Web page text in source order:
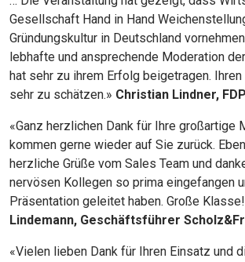
Gesellschaft Hand in Hand
Gründungskultur in Deutschland
lebhafte und ansprechende Moderation
hat sehr zu ihrem Erfolg beigetragen.
sehr zu schätzen.» Christian Lindner, FDP
«Ganz herzlichen Dank für Ihre großartige
kommen gerne wieder auf Sie zurück.
herzliche Grüße vom Sales Team und
nervösen Kollegen so prima eingefangen
Präsentation geleitet haben. Große
Lindemann, Geschäftsführer
«Vielen lieben Dank für Ihren Einsatz und